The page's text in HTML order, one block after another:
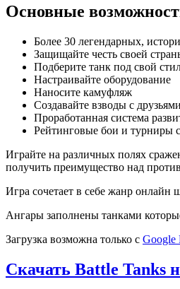
Основные
Более 30 легендарных,
Защищайте честь своей
Подберите танк под свой
Настраивайте оборудование
Наносите камуфляж
Создавайте взводы с
Проработанная система
Рейтинговые бои и турниры
Играйте на различных полях
получить преимущество над
Игра сочетает в себе жанр онлайн
Ангары заполнены танками
Загрузка возможна только с Google
Скачать Battle Tanks